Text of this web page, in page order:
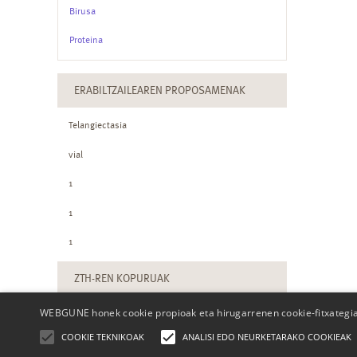
Birusa
Proteina
ERABILTZAILEAREN PROPOSAMENAK
Telangiectasia
vial
1
1
1
ZTH-REN KOPURUAK
WEBGUNE honek cookie propioak eta hirugarrenen cookie-
COOKIE TEKNIKOAK ANALISI EDO NEURKETARAKO COOKIEAK